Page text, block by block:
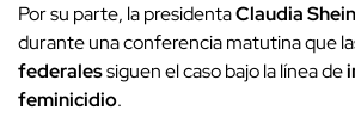
Por su parte, la presidentaClaudia
durante una conferencia matutina que
federalessiguen el caso bajo la línea de
feminicidio.